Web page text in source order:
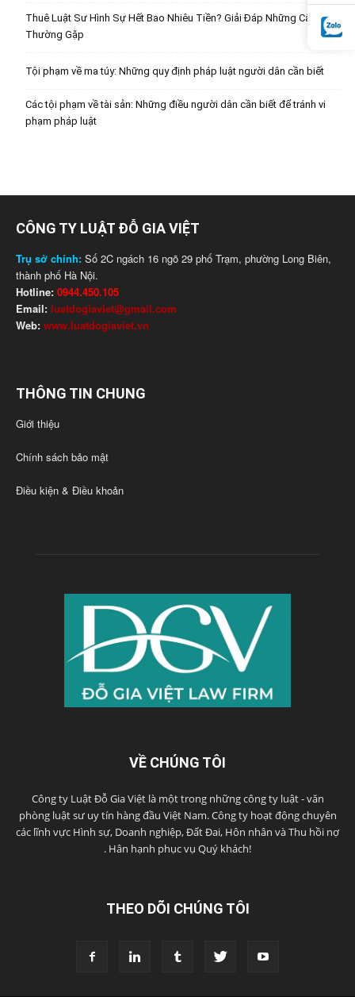
Thuê Luật Sư Hình Sự Hết Bao Nhiêu Tiền? Giải Đáp Những Câu Hỏi
Thường Gặp
Tội phạm về ma túy: Những quy định pháp luật người dân cần biết
Các tội phạm về tài sản: Những điều người dân cần biết để tránh vi
phạm pháp luật
CÔNG TY LUẬT ĐỖ GIA VIỆT
Trụ sở chính: Số 2C ngách 16 ngõ 29 phố Trạm, phường Long Biên,
thành phố Hà Nội.
Hotline: 0944.450.105
Email: luatdogiaviet@gmail.com
Web: www.luatdogiaviet.vn
THÔNG TIN CHUNG
Giới thiệu
Chính sách bảo mật
Điều kiện & Điều khoản
VỀ CHÚNG TÔI
Công ty Luật Đỗ Gia Việt là một trong những công ty luật - văn
phòng luật sư uy tín hàng đầu Việt Nam. Công ty hoạt động chuyên
các lĩnh vực Hình sự, Doanh nghiệp, Đất Đai, Hôn nhân và Thu hồi nợ
. Hân hạnh phục vụ Quý khách!
THEO DÕI CHÚNG TÔI